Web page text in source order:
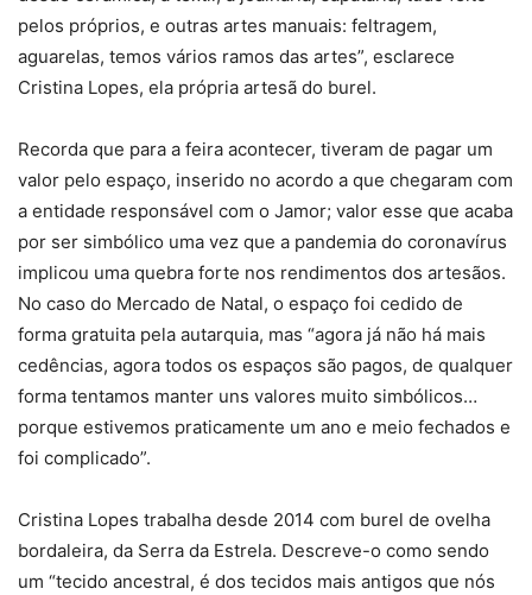
pelos próprios, e outras artes manuais: feltragem,
aguarelas, temos vários ramos das artes”, esclarece
Cristina Lopes, ela própria artesã do burel.
Recorda que para a feira acontecer, tiveram de pagar um
valor pelo espaço, inserido no acordo a que chegaram com
a entidade responsável com o Jamor; valor esse que acaba
por ser simbólico uma vez que a pandemia do coronavírus
implicou uma quebra forte nos rendimentos dos artesãos.
No caso do Mercado de Natal, o espaço foi cedido de
forma gratuita pela autarquia, mas “agora já não há mais
cedências, agora todos os espaços são pagos, de qualquer
forma tentamos manter uns valores muito simbólicos…
porque estivemos praticamente um ano e meio fechados e
foi complicado”.
Cristina Lopes trabalha desde 2014 com burel de ovelha
bordaleira, da Serra da Estrela. Descreve-o como sendo
um “tecido ancestral, é dos tecidos mais antigos que nós